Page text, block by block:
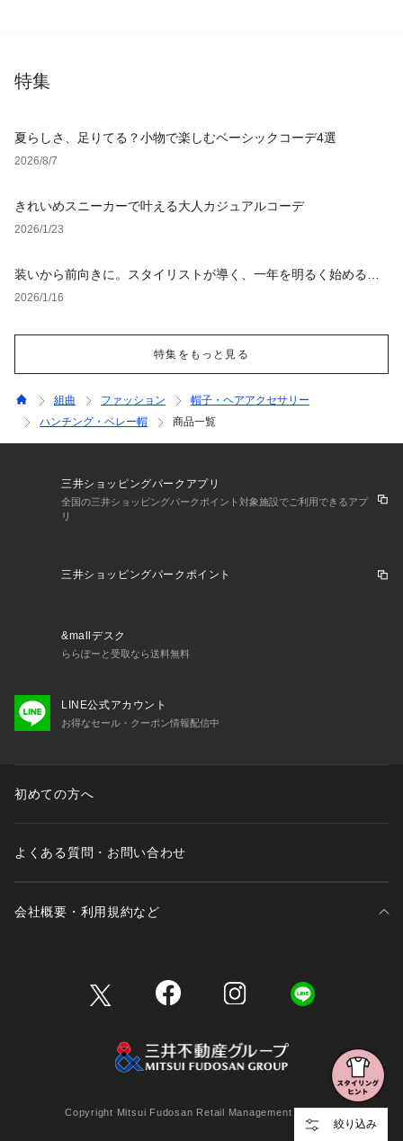
特集
夏らしさ、足りてる？小物で楽しむベーシックコーデ4選
2026/8/7
きれいめスニーカーで叶える大人カジュアルコーデ
2026/1/23
装いから前向きに。スタイリストが導く、一年を明るく始めるオ
フィスカジュアル
2026/1/16
特集をもっと見る
絞り込み
組曲 ファッション
帽子・ヘアアクセサリー
ハンチング・ベレー帽
商品一覧
三井ショッピングパークアプリ
全国の三井ショッピングパークポイント対象施設でご利用できるアプ
リ
三井ショッピングパークポイント
&mallデスク
ららぽーと受取なら送料無料
LINE公式アカウント
お得なセール・クーポン情報配信中
初めての方へ
よくある質問・お問い合わせ
会社概要・利用規約など
Copyright Mitsui Fudosan Retail Management Co., Ltd.